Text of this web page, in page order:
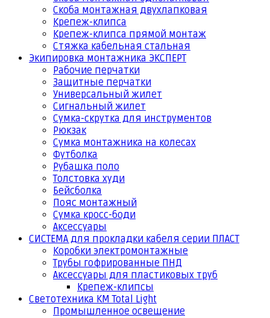
Скоба монтажная двухлапковая
Крепеж-клипса
Крепеж-клипса прямой монтаж
Стяжка кабельная стальная
Экипировка монтажника ЭКСПЕРТ
Рабочие перчатки
Защитные перчатки
Универсальный жилет
Сигнальный жилет
Сумка-скрутка для инструментов
Рюкзак
Сумка монтажника на колесах
Футболка
Рубашка поло
Толстовка худи
Бейсболка
Пояс монтажный
Сумка кросс-боди
Аксессуары
СИСТЕМА для прокладки кабеля серии ПЛАСТ
Коробки электромонтажные
Трубы гофрированные ПНД
Аксессуары для пластиковых труб
Крепеж-клипсы
Светотехника КМ Total Light
Промышленное освещение